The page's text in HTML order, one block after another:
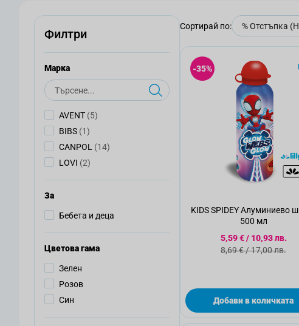
Филтри
Mарка
Търсене
AVENT (5)
BIBS (1)
CANPOL (14)
LOVI (2)
За
Бебета и деца
Цветова гама
Зелен
Розов
Син
Сортирай по:
-35%
KIDS SPIDEY Алуминиево
500 мл
Специална цена
5,59 €/ 10,93 лв.
Стандартна цена
8,69 €/17,00 лв.
Добави в количката